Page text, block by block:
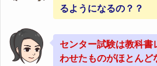
るようになるの？？
センター試験は教科書
わせたものがほとんど